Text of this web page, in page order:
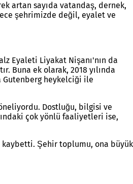
artan sayıda vatandaş, dernek,
şehrimizde değil, eyalet ve
Eyaleti Liyakat Nişanı'nın da
Buna ek olarak, 2018 yılında
Gutenberg heykelciği ile
Dostluğu, bilgisi ve
çok yönlü faaliyetleri ise,
kaybetti. Şehir toplumu, ona büyük